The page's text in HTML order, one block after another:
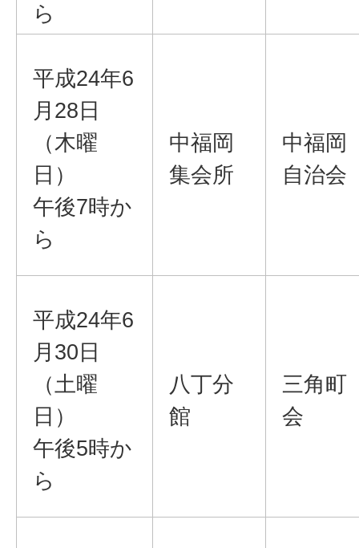
ら
平成24年6
月28日
（木曜
日）
午後7時か
ら
中福岡
集会所
中福岡
自治会
平成24年6
月30日
（土曜
日）
午後5時か
ら
八丁分
館
三角町
会